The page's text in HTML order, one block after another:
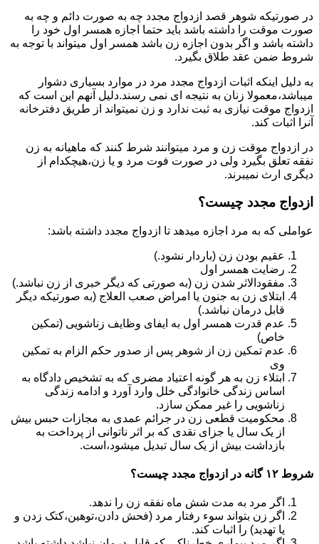
در صورتیکه شوهر قصد ازدواج مجدد چه به صورت دائم و چه به
صورت موقت را داشته باشد باید حتما اجازه همسر اول خود را
داشته باشد و اگر بدون اجازه زن باشد همسر اول میتواند با توجه به
شروط ضمن عقد طلاق بگیرد.
به دلیل اینکه اثبات ازدواج مجدد مرد در موارد بسیاری دشوار
میباشد،معمولا زنان به نتیجه ای نمی رسند.دلیل آنهم این است که
ازدواج موقت نیازی به ثبت ندارد و زن نمیتواند از طریق دفترخانه
آنرا اثبات کند.
در ازدواج موقت زن و مرد میتوانند شرط کنند که ماهیانه به زن
نفقه تعلق بگیرد ولی در صورت فوت مرد و یا زن،هیچکدام از
دیگری ارث نمیبرند.
ازدواج مجدد چیست؟
عواملی که به مرد اجازه میدهد تا ازدواج مجدد داشته باشد:
عقیم بودن زن (باردار نشود.)
رضایت همسر اول
مفقودالاثر شدن زن (به صورتی که دیگر خبری از زن نباشد.)
ابتلای زن به جنون یا امراض صعب العلاج (به صورتیکه دیگر
قابل درمان نباشد.)
عدم قدرت همسر اول به ایفای وظایف زناشویی (تمکین
خاص)
عدم تمکین زن از شوهر پس از صدور حکم الزام به تمکین
وی
ابتلاء زن به هر گونه اعتیاد مضری که به تشخیص دادگاه به
اساس زندگی خانوادگی خلل وارد آورد و ادامه زندگی
زناشویی را غیر ممکن سازد.
محکومیت قطعی زن در جرائم عمدی به مجازات حبس بیش
از یک سال یا جزای نقدی که بر اثر ناتوانی از پرداخت به
بازداشت بیش از یک سال تبدیل می‎شود،است.
شروط ۱۲ گانه در ازدواج مجدد چیست؟
اگر مرد به مدت شش ماه نفقه زن را ندهد.
اگر زن بتواند سوء رفتار مرد (فحش دادن،توهین،کتک زدن و
یا تهدید) را اثبات کند.